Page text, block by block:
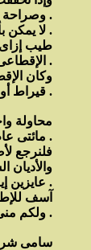
وصراحة . . ولا يمكن من الأحوال أن يبيع نفسه أو صوته أو يبيع إرادته .
لا يمكن بأى حال إن إحنا نقول عندنا ديموقراطية وعندنا برلمان ونبص نلاقى الإقطاعى هو اللى بيروح البرلمان وصاحب رأس المال هو اللى بيروح البرلمان .
طيب إزاى
الإقطاعى يهددهم . . أو كانوا يقتلونهم . . كانوا بيتسلبطوا عليهم أو بيطردهم من البلد هو وعيلته . . ما كانش الفرد سيد نفسه ، فكان الفرد بيشعر أنه ائما مهدد فى يومه ومهدد فى غده .
وكان
قيراط أو قيراطين وفدان وفدانين وخمس فدادين . . وإذا ما كانش يرضى يبيعها له بالسعر اللى هو عايزه كان يستخدم الحكم .
محاولة
مائتى عام قام على مجتمع من القتلة ومجرموا اوربا سفكوا دماء أصحاب الأرض الأصليين من الهنود الحمر واقامو البيت الأبيض على جماجم وجثث أكبر قبيلة من أصحاب الأرض الأصليين .
فلنرجع
والأديان
عايزين إيه أكثر من كدة من عناصر الوحدة والقوة وتقدم .
آسف
ولكم منى كل حب بمناسبة ذكرى ميلاد القائد والمعلم العظيم جمال عبد الناصر .
سامى